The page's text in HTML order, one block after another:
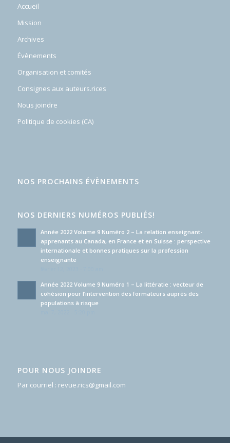
Accueil
Mission
Archives
Évènements
Organisation et comités
Consignes aux auteurs.rices
Nous joindre
Politique de cookies (CA)
NOS PROCHAINS ÉVÈNEMENTS
NOS DERNIERS NUMÉROS PUBLIÉS!
Année 2022 Volume 9 Numéro 2 – La relation enseignant-
apprenants au Canada, en France et en Suisse : perspective
internationale et bonnes pratiques sur la profession
enseignante
Année 2022 Volume 9 Numéro 1 – La littératie : vecteur de
cohésion pour l’intervention des formateurs auprès des
populations à risque
POUR NOUS JOINDRE
Par courriel : revue.rics@gmail.com